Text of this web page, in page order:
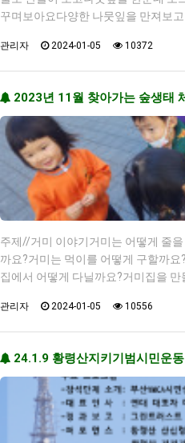
꾸며보아요다양한 나뭇잎을 만져보
관리자 2024-01-05 10372
2023년 11월 찾아가는 숲생태
주제//거미 이야기거미는 어떻게 줄
까요?거미는 먹이를 어떻게 구할까
집에서 어떻게 다닐까요?거미집을
관리자 2024-01-05 10556
24.1.9 황령산지키기범시민운